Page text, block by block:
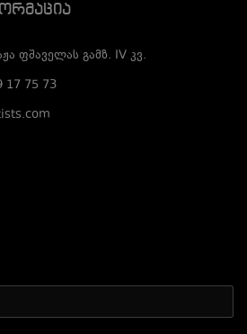
ფშაველას გამზ. IV კვ.
75 73